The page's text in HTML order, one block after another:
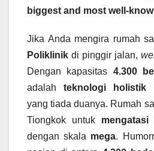
biggest and most well-
Jika Anda mengira rumah
Poliklinik di pinggir jalan,
Dengan kapasitas 4.300
adalah teknologi holistik
yang tiada duanya. Rumah
Tiongkok untuk mengatasi
dengan skala mega.